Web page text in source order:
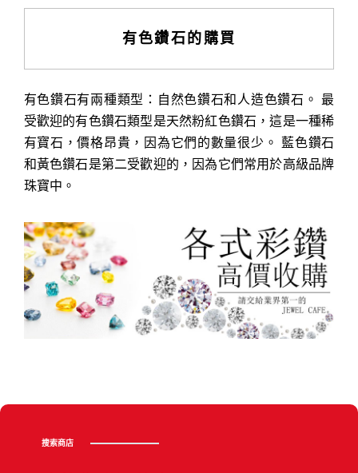
有色鑽石的購買
有色鑽石有兩種類型：自然色鑽石和人造色鑽石。 最
受歡迎的有色鑽石類型是天然粉紅色鑽石，這是一種稀
有寶石，價格昂貴，因為它們的數量很少。 藍色鑽石
和黃色鑽石是第二受歡迎的，因為它們常用於高級品牌
珠寶中。
搜索商店